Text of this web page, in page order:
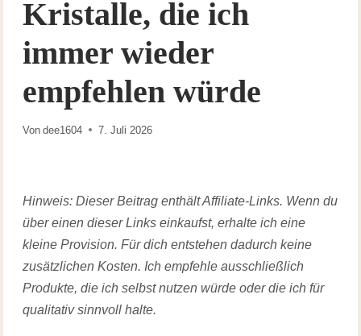
Kristalle, die ich
immer wieder
empfehlen würde
Von dee1604 7. Juli 2026
Hinweis: Dieser Beitrag enthält Affiliate-Links. Wenn du
über einen dieser Links einkaufst, erhalte ich eine
kleine Provision. Für dich entstehen dadurch keine
zusätzlichen Kosten. Ich empfehle ausschließlich
Produkte, die ich selbst nutzen würde oder die ich für
qualitativ sinnvoll halte.